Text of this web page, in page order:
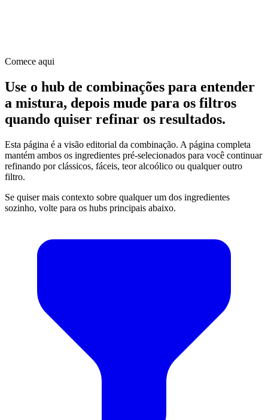
Comece aqui
Use o hub de combinações para entender
a mistura, depois mude para os filtros
quando quiser refinar os resultados.
Esta página é a visão editorial da combinação. A página completa
mantém ambos os ingredientes pré-selecionados para você continuar
refinando por clássicos, fáceis, teor alcoólico ou qualquer outro
filtro.
Se quiser mais contexto sobre qualquer um dos ingredientes
sozinho, volte para os hubs principais abaixo.